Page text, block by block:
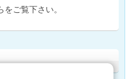
ご覧下さい。